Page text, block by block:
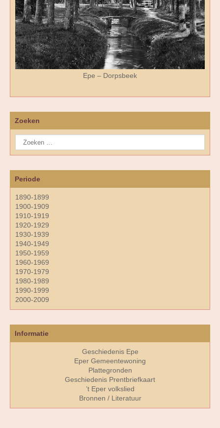
Epe – Dorpsbeek
Zoeken
Periode
1890-1899
1900-1909
1910-1919
1920-1929
1930-1939
1940-1949
1950-1959
1960-1969
1970-1979
1980-1989
1990-1999
2000-2009
Informatie
Geschiedenis Epe
Eper Gemeentewoning
Plattegronden
Geschiedenis Prentbriefkaart
’t Eper volkslied
Bronnen / Literatuur